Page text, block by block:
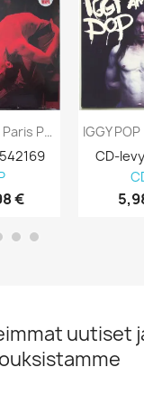
Iggy Pop : Paris Palace Limited Edition...
€
CD-
uutiset